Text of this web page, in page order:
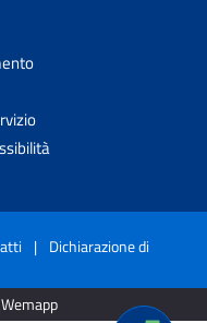
| Dichiarazione di